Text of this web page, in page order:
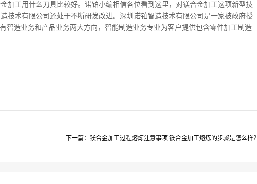
加工用什么刀具比较好。诺铂小编相信各位看到这里，对镁合金加工这项新型技
技术有限公司还处于不断研发改进。深圳诺铂智造技术有限公司是一家被政府授
智造业务和产品业务两大方向，智能制造业务专业为客户提供包含零件加工制造
下一篇：​镁合金加工过程熔炼注意事项 镁合金加工熔炼的步骤是怎么样？